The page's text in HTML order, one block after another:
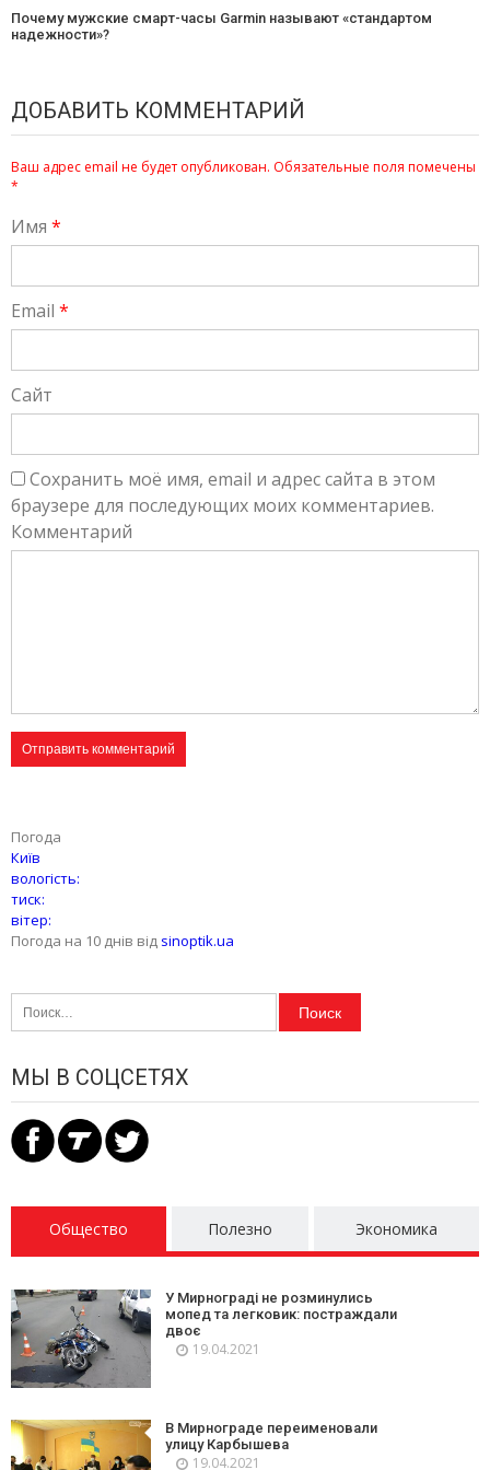
Почему мужские смарт-часы Garmin называют «стандартом
надежности»?
ДОБАВИТЬ КОММЕНТАРИЙ
Ваш адрес email не будет опубликован. Обязательные поля помечены
*
Имя *
Email *
Сайт
Сохранить моё имя, email и адрес сайта в этом
браузере для последующих моих комментариев.
Комментарий
Погода
Київ
вологість:
тиск:
вітер:
Погода на 10 днів від sinoptik.ua
Найти:
МЫ В СОЦСЕТЯХ
Общество Полезно Экономика
У Мирнограді не розминулись
мопед та легковик: постраждали
двоє
19.04.2021
В Мирнограде переименовали
улицу Карбышева
19.04.2021